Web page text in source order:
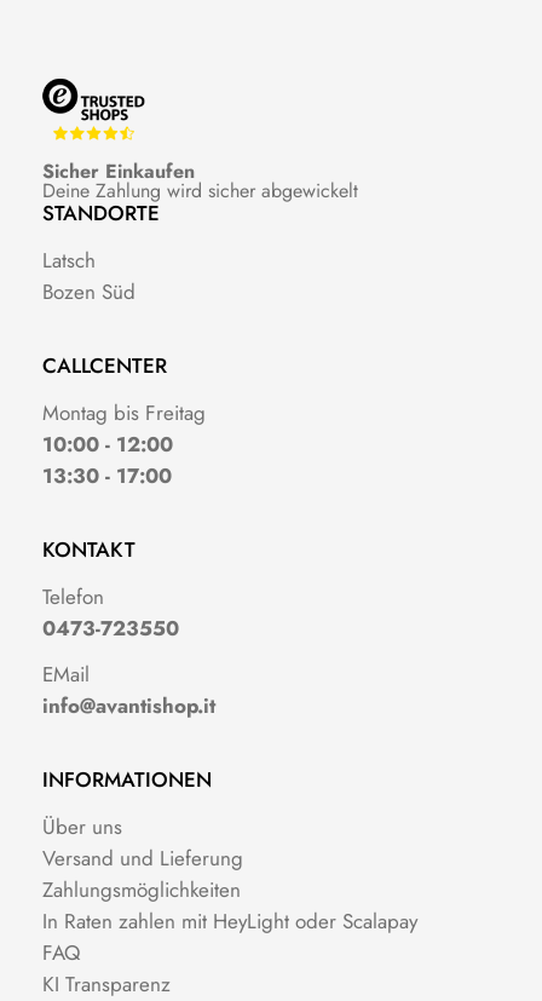
Sicher Einkaufen
Deine Zahlung wird sicher abgewickelt
STANDORTE
Latsch
Bozen Süd
CALLCENTER
Montag bis Freitag
10:00 - 12:00
13:30 - 17:00
KONTAKT
Telefon
0473-723550
EMail
info@avantishop.it
INFORMATIONEN
Über uns
Versand und Lieferung
Zahlungsmöglichkeiten
In Raten zahlen mit HeyLight oder Scalapay
FAQ
KI Transparenz